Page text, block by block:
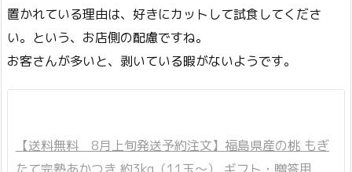
置かれている理由は、好きにカットして試食してくださ
い。という、お店側の配慮ですね。
お客さんが多いと、剥いている暇がないようです。
【送料無料 8月上旬発送予約注文】福島県産の桃 もぎ